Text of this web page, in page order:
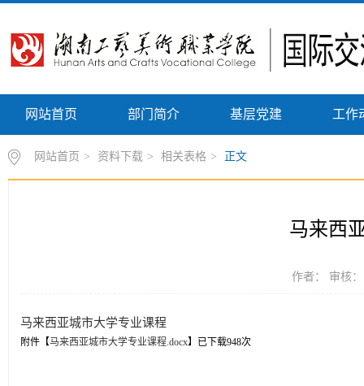
网站首页 部门简介 基层党建 工作
网站首页 > 资料下载 > 相关表格 > 正文
马来西
作者： 审核
马来西亚城市大学专业课程
附件【马来西亚城市大学专业课程.docx】已下载948次